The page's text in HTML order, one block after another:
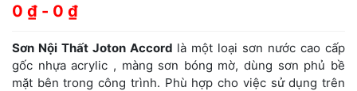
0 ₫ - 0 ₫
Sơn Nội Thất Joton Accord là một loại sơn nước cao cấp
gốc nhựa acrylic , màng sơn bóng mờ, dùng sơn phủ bề
mặt bên trong công trình. Phù hợp cho việc sử dụng trên